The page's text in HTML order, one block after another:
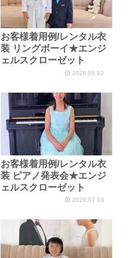
お客様着用例/レンタル衣
装 リングボーイ★エンジ
ェルスクローゼット
2026.05.02
お客様着用例/レンタル衣
装 ピアノ発表会★エンジ
ェルスクローゼット
2026.07.03